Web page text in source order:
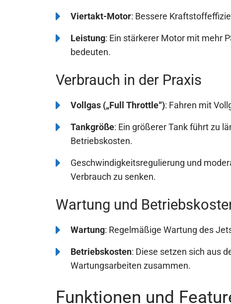
Viertakt-Motor: Bessere
Leistung: Ein stärkerer Motor mit mehr
bedeuten.
Verbrauch in der Praxis
Vollgas („Full Throttle“): Fahren mit
Tankgröße: Ein größerer Tank führt zu
Betriebskosten.
Geschwindigkeitsregulierung und
Verbrauch zu senken.
Wartung und
Wartung: Regelmäßige Wartung des
Betriebskosten: Diese setzen sich aus
Wartungsarbeiten zusammen.
Funktionen und